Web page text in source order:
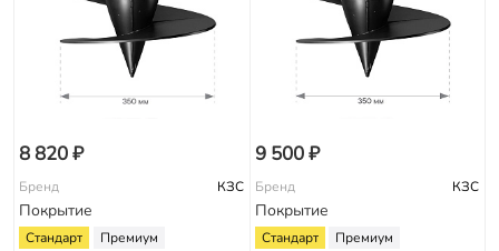
8 820 ₽
Бренд КЗС
Покрытие
Стандарт Премиум
9 500 ₽
Бренд КЗС
Покрытие
Стандарт Премиум